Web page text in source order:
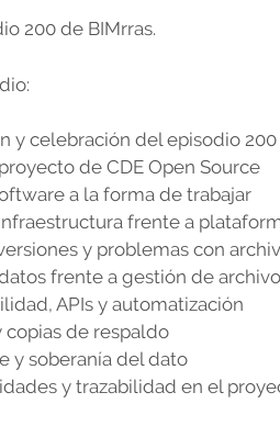
200 de BIMrras.
y celebración del episodio 200
de CDE Open Source
a la forma de trabajar
frente a
y problemas con
frente a gestión de
APIs y automatización
copias de respaldo
y soberanía del dato
y trazabilidad en el